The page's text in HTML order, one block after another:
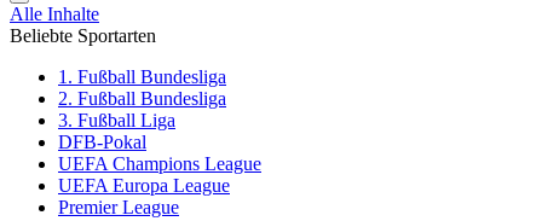
Alle Inhalte
Beliebte Sportarten
1. Fußball Bundesliga
2. Fußball Bundesliga
3. Fußball Liga
DFB-Pokal
UEFA Champions League
UEFA Europa League
Premier League